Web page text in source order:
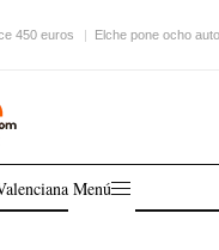
450 euros Elche pone ocho
Menú